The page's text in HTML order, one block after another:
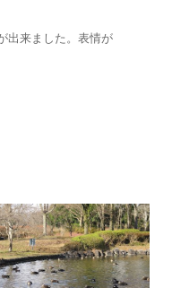
出来ました。表情が